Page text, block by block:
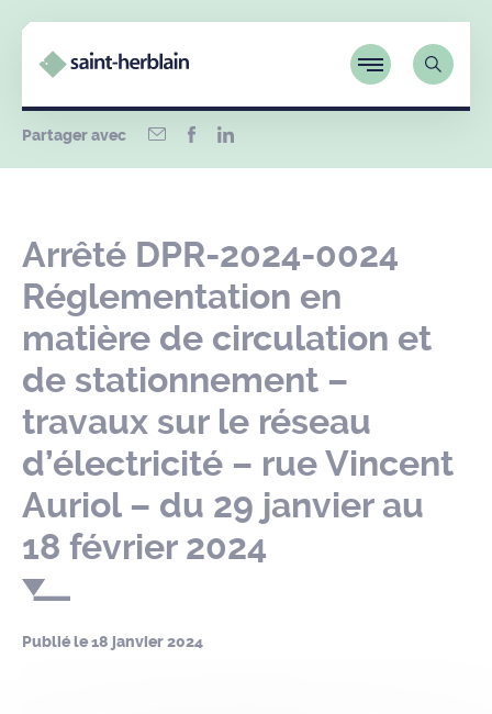
Partager avec
Arrêté DPR-2024-0024
Réglementation en
matière de circulation et
de stationnement –
travaux sur le réseau
d’électricité – rue Vincent
Auriol – du 29 janvier au
18 février 2024
Publié le18 janvier 2024